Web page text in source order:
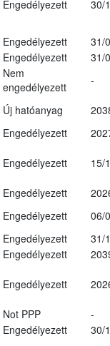
Engedélyezett 30/
Engedélyezett
31/
Engedélyezett
31/
Nem
engedélyezett
-
Új hatóanyag
Engedélyezett
Engedélyezett 15/
Engedélyezett
Engedélyezett
06/
Engedélyezett
31/
Engedélyezett
Engedélyezett
Not PPP
-
Engedélyezett
30/